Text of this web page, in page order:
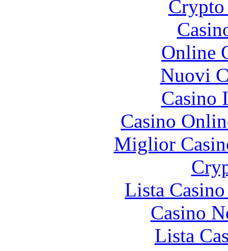
Online
Nuovi
Casino
Casino
Miglior
Lista
Casino
Lista